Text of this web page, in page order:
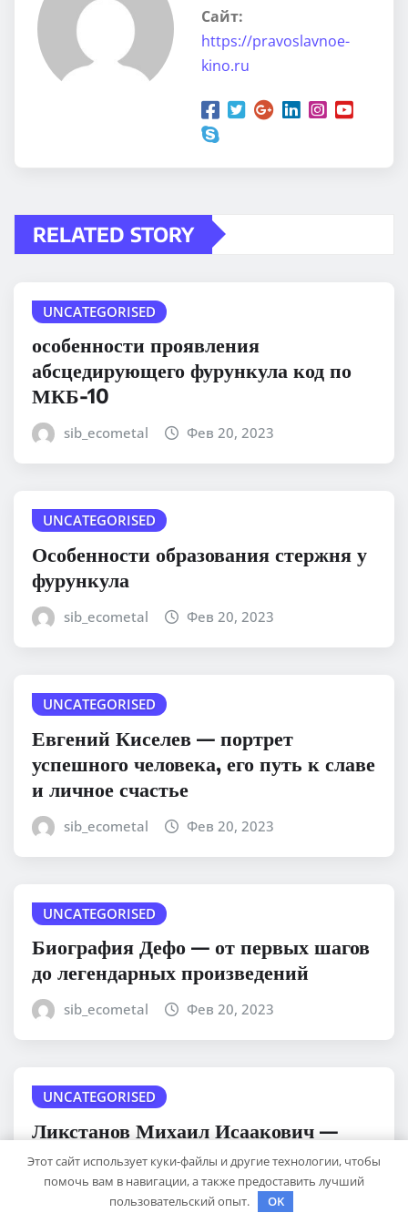
Сайт:
https://pravoslavnoe-
kino.ru
RELATED STORY
UNCATEGORISED
особенности проявления
абсцедирующего фурункула код по
МКБ-10
sib_ecometal Фев 20, 2023
UNCATEGORISED
Особенности образования стержня у
фурункула
sib_ecometal Фев 20, 2023
UNCATEGORISED
Евгений Киселев — портрет
успешного человека, его путь к славе
и личное счастье
sib_ecometal Фев 20, 2023
UNCATEGORISED
Биография Дефо — от первых шагов
до легендарных произведений
sib_ecometal Фев 20, 2023
UNCATEGORISED
Ликстанов Михаил Исаакович —
биография и достижения
«железного» магната Кемеровской
Этот сайт использует куки-файлы и другие технологии, чтобы
помочь вам в навигации, а также предоставить лучший
пользовательский опыт.
OK